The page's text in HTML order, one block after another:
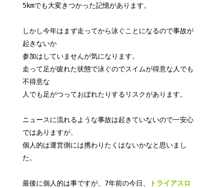
5kmでも大変きつかった記憶があります。
しかし今年はまず走ってから泳ぐことになるので事故が
起きないか
参加はしていませんが気になります。
走って足が疲れた状態で泳ぐのでスイムが得意な人でも
不得意な
人でも足がつっておぼれたりするリスクがあります。
ニュースに流れるような事故は起きていないので一安心
ではありますが、
個人的は運営側には携わりたくはないかなと思いまし
た。
最後に個人的は事ですが、7年前の今日、
トライアスロ